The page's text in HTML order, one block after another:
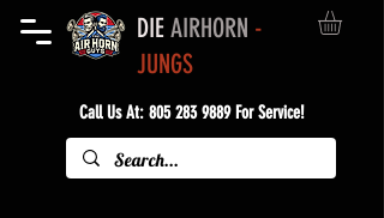
DIEAIRHORN -
JUNGS
Call Us At: 805 283 9889For Service!